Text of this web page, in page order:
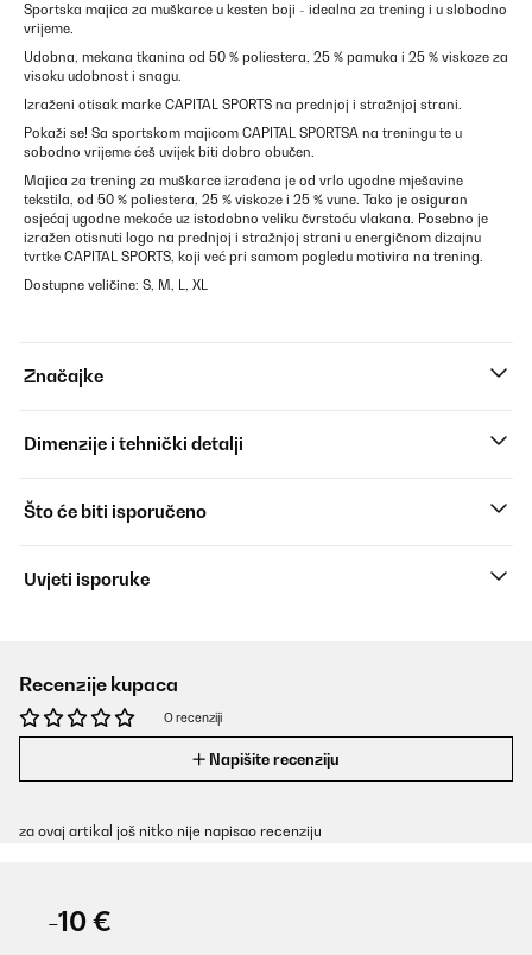
Sportska majica za muškarce u kesten boji - idealna za trening i u slobodno
vrijeme.
Udobna, mekana tkanina od 50 % poliestera, 25 % pamuka i 25 % viskoze za
visoku udobnost i snagu.
Izraženi otisak marke CAPITAL SPORTS na prednjoj i stražnjoj strani.
Pokaži se! Sa sportskom majicom CAPITAL SPORTSA na treningu te u
sobodno vrijeme ćeš uvijek biti dobro obučen.
Majica za trening za muškarce izrađena je od vrlo ugodne mješavine
tekstila, od 50 % poliestera, 25 % viskoze i 25 % vune. Tako je osiguran
osjećaj ugodne mekoće uz istodobno veliku čvrstoću vlakana. Posebno je
izražen otisnuti logo na prednjoj i stražnjoj strani u energičnom dizajnu
tvrtke CAPITAL SPORTS, koji već pri samom pogledu motivira na trening.
Dostupne veličine: S, M, L, XL
Značajke
Dimenzije i tehnički detalji
Što će biti isporučeno
Uvjeti isporuke
Recenzije kupaca
O recenziji
Napišite recenziju
za ovaj artikal još nitko nije napisao recenziju
-10 €